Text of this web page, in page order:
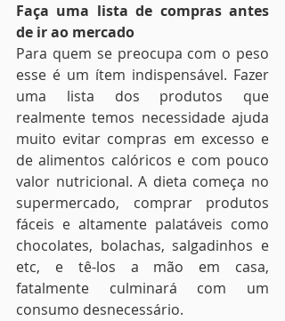
Faça uma lista de compras antes
de ir ao mercado
Para quem se preocupa com o peso
esse é um ítem indispensável. Fazer
uma lista dos produtos que
realmente temos necessidade ajuda
muito evitar compras em excesso e
de alimentos calóricos e com pouco
valor nutricional. A dieta começa no
supermercado, comprar produtos
fáceis e altamente palatáveis como
chocolates, bolachas, salgadinhos e
etc, e tê-los a mão em casa,
fatalmente culminará com um
consumo desnecessário.